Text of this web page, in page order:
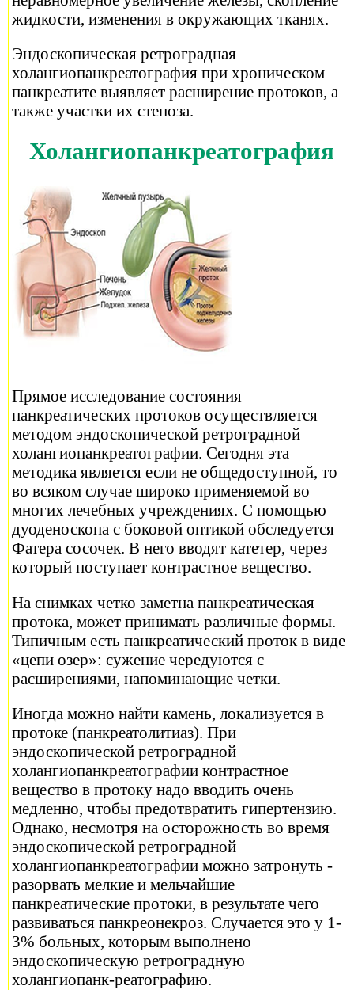
жидкости, изменения в окружающих тканях.
Эндоскопическая ретроградная
холангиопанкреатография при хроническом
панкреатите выявляет расширение протоков, а
также участки их стеноза.
Холангиопанкреатография
Прямое исследование состояния
панкреатических протоков осуществляется
методом эндоскопической ретроградной
холангиопанкреатографии. Сегодня эта
методика является если не общедоступной, то
во всяком случае широко применяемой во
многих лечебных учреждениях. С помощью
дуоденоскопа с боковой оптикой обследуется
Фатера сосочек. В него вводят катетер, через
который поступает контрастное вещество.
На снимках четко заметна панкреатическая
протока, может принимать различные формы.
Типичным есть панкреатический проток в виде
«цепи озер»: сужение чередуются с
расширениями, напоминающие четки.
Иногда можно найти камень, локализуется в
протоке (панкреатолитиаз). При
эндоскопической ретроградной
холангиопанкреатографии контрастное
вещество в протоку надо вводить очень
медленно, чтобы предотвратить гипертензию.
Однако, несмотря на осторожность во время
эндоскопической ретроградной
холангиопанкреатографии можно затронуть -
разорвать мелкие и мельчайшие
панкреатические протоки, в результате чего
развиваться панкреонекроз. Случается это у 1-
3% больных, которым выполнено
эндоскопическую ретроградную
холангиопанк-реатографию.